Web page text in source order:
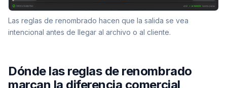
Las reglas de renombrado hacen que la salida se vea
intencional antes de llegar al archivo o al cliente.
Dónde las reglas de renombrado
marcan la diferencia comercial